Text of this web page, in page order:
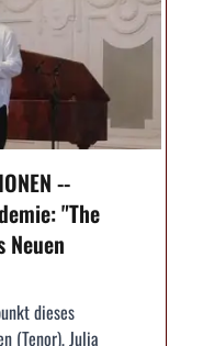
--
"The
Neuen
dieses
(Tenor), Julia